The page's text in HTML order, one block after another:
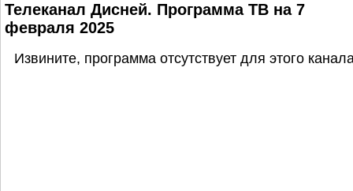
Телеканал Дисней. Программа ТВ на 7
февраля 2025
Извините, программа отсутствует для этого